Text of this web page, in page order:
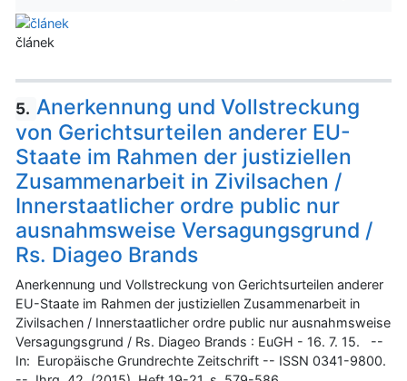
článek
5. Anerkennung und Vollstreckung
von Gerichtsurteilen anderer EU-
Staate im Rahmen der justiziellen
Zusammenarbeit in Zivilsachen /
Innerstaatlicher ordre public nur
ausnahmsweise Versagungsgrund /
Rs. Diageo Brands
Anerkennung und Vollstreckung von Gerichtsurteilen anderer
EU-Staate im Rahmen der justiziellen Zusammenarbeit in
Zivilsachen / Innerstaatlicher ordre public nur ausnahmsweise
Versagungsgrund / Rs. Diageo Brands : EuGH - 16. 7. 15. --
In: Europäische Grundrechte Zeitschrift -- ISSN 0341-9800.